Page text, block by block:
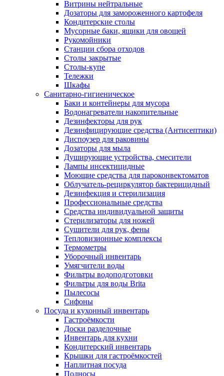
Витрины нейтральные
Дозаторы для замороженного картофеля
Кондитерские столы
Мусорные баки, ящики для овощей
Рукомойники
Станции сбора отходов
Столы закрытые
Столы-купе
Тележки
Шкафы
Санитарно-гигиеническое
Баки и контейнеры для мусора
Водонагреватели накопительные
Дезинфекторы для рук
Дезинфицирующие средства (Антисептики)
Диспоузер для раковины
Дозаторы для мыла
Душирующие устройства, смесители
Лампы инсектицидные
Моющие средства для пароконвектоматов
Облучатель-рециркулятор бактерицидный
Дезинфекция и стерилизация
Профессиональные средства
Средства индивидуальной защиты
Стерилизаторы для ножей
Сушители для рук, фены
Тепловизионные комплексы
Термометры
Уборочный инвентарь
Умягчители воды
Фильтры водоподготовки
Фильтры для воды Brita
Пылесосы
Сифоны
Посуда и кухонный инвентарь
Гастроёмкости
Доски разделочные
Инвентарь для кухни
Кондитерский инвентарь
Крышки для гастроёмкостей
Наплитная посуда
Подносы